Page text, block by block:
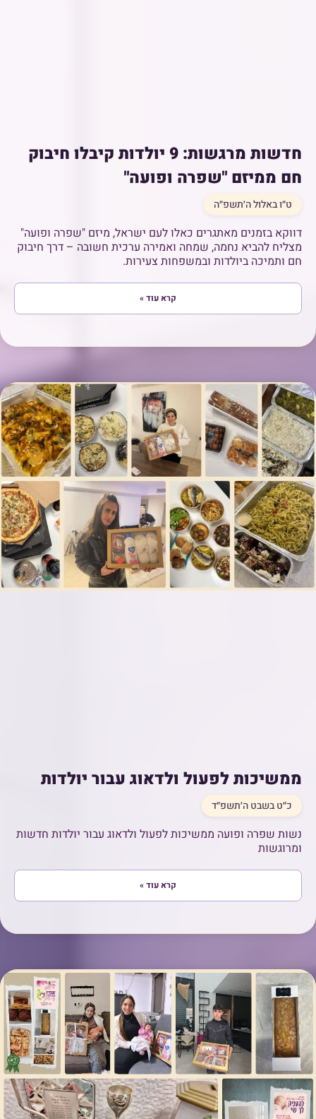
חדשות מרגשות: 9 יולדות קיבלו חיבוק
חם ממיזם "שפרה ופועה"
ט״ו באלול ה׳תשפ״ה
דווקא בזמנים מאתגרים כאלו לעם ישראל, מיזם "שפרה ופועה"
מצליח להביא נחמה, שמחה ואמירה ערכית חשובה – דרך חיבוק
חם ותמיכה ביולדות ובמשפחות צעירות.
קרא עוד »
ממשיכות לפעול ולדאוג עבור יולדות
כ״ט בשבט ה׳תשפ״ד
נשות שפרה ופועה ממשיכות לפעול ולדאוג עבור יולדות חדשות
ומרוגשות
קרא עוד »